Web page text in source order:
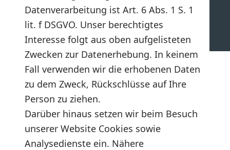
Datenverarbeitung ist Art. 6 Abs. 1 S. 1
lit. f DSGVO. Unser berechtigtes
Interesse folgt aus oben aufgelisteten
Zwecken zur Datenerhebung. In keinem
Fall verwenden wir die erhobenen Daten
zu dem Zweck, Rückschlüsse auf Ihre
Person zu ziehen.
Darüber hinaus setzen wir beim Besuch
unserer Website Cookies sowie
Analysedienste ein. Nähere